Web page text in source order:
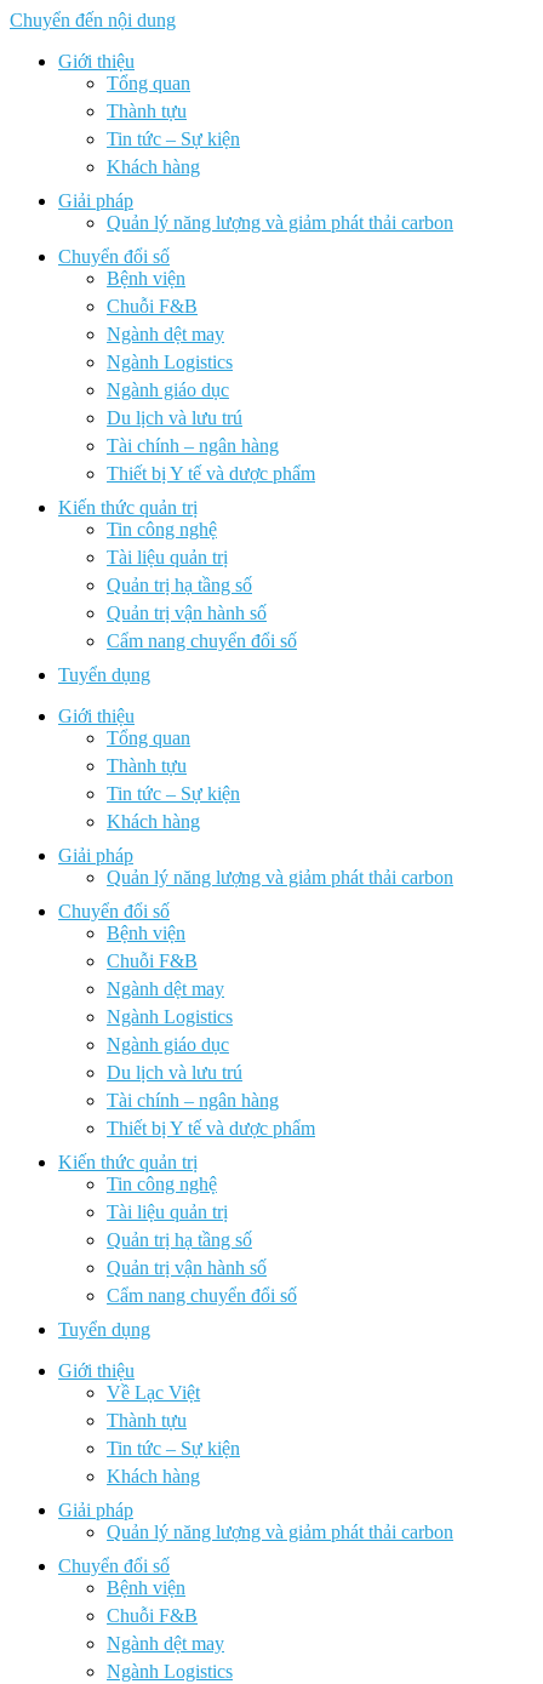
Chuyển đến nội dung
Giới thiệu
Tổng quan
Thành tựu
Tin tức – Sự kiện
Khách hàng
Giải pháp
Quản lý năng lượng và giảm phát thải carbon
Chuyển đổi số
Bệnh viện
Chuỗi F&B
Ngành dệt may
Ngành Logistics
Ngành giáo dục
Du lịch và lưu trú
Tài chính – ngân hàng
Thiết bị Y tế và dược phẩm
Kiến thức quản trị
Tin công nghệ
Tài liệu quản trị
Quản trị hạ tầng số
Quản trị vận hành số
Cẩm nang chuyển đổi số
Tuyển dụng
Giới thiệu
Tổng quan
Thành tựu
Tin tức – Sự kiện
Khách hàng
Giải pháp
Quản lý năng lượng và giảm phát thải carbon
Chuyển đổi số
Bệnh viện
Chuỗi F&B
Ngành dệt may
Ngành Logistics
Ngành giáo dục
Du lịch và lưu trú
Tài chính – ngân hàng
Thiết bị Y tế và dược phẩm
Kiến thức quản trị
Tin công nghệ
Tài liệu quản trị
Quản trị hạ tầng số
Quản trị vận hành số
Cẩm nang chuyển đổi số
Tuyển dụng
Giới thiệu
Về Lạc Việt
Thành tựu
Tin tức – Sự kiện
Khách hàng
Giải pháp
Quản lý năng lượng và giảm phát thải carbon
Chuyển đổi số
Bệnh viện
Chuỗi F&B
Ngành dệt may
Ngành Logistics